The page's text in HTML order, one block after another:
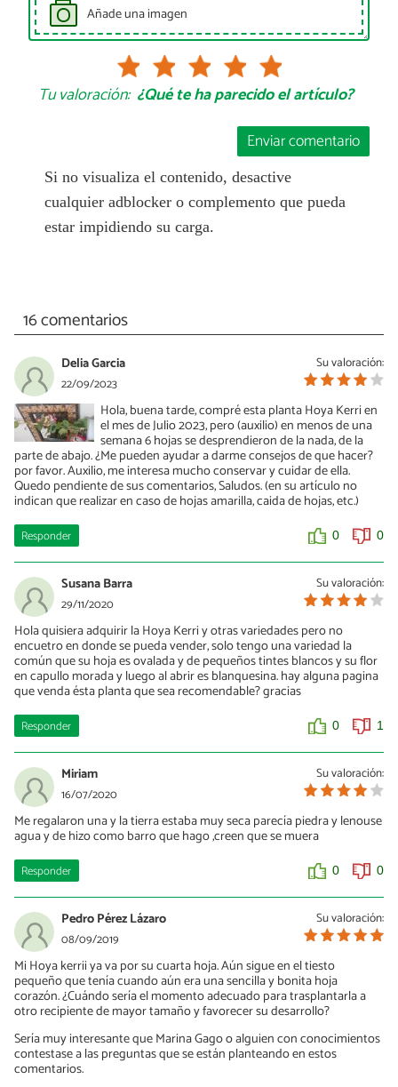
Añade una imagen
Tu valoración: ¿Qué te ha parecido el artículo?
Enviar comentario
Si no visualiza el contenido, desactive
cualquier adblocker o complemento que pueda
estar impidiendo su carga.
16 comentarios
Su valoración:
Delia Garcia
22/09/2023
Hola, buena tarde, compré esta planta Hoya Kerri en
el mes de Julio 2023, pero (auxilio) en menos de una
semana 6 hojas se desprendieron de la nada, de la
parte de abajo. ¿Me pueden ayudar a darme consejos de que hacer?
por favor. Auxilio, me interesa mucho conservar y cuidar de ella.
Quedo pendiente de sus comentarios, Saludos. (en su artículo no
indican que realizar en caso de hojas amarilla, caida de hojas, etc.)
Responder 0 0
Su valoración:
Susana Barra
29/11/2020
Hola quisiera adquirir la Hoya Kerri y otras variedades pero no
encuetro en donde se pueda vender, solo tengo una variedad la
común que su hoja es ovalada y de pequeños tintes blancos y su flor
en capullo morada y luego al abrir es blanquesina. hay alguna pagina
que venda ésta planta que sea recomendable? gracias
Responder 0 1
Su valoración:
Miriam
16/07/2020
Me regalaron una y la tierra estaba muy seca parecía piedra y lenouse
agua y de hizo como barro que hago ,creen que se muera
Responder 0 0
Su valoración:
Pedro Pérez Lázaro
08/09/2019
Mi Hoya kerrii ya va por su cuarta hoja. Aún sigue en el tiesto
pequeño que tenía cuando aún era una sencilla y bonita hoja
corazón. ¿Cuándo sería el momento adecuado para trasplantarla a
otro recipiente de mayor tamaño y favorecer su desarrollo?
Sería muy interesante que Marina Gago o alguien con conocimientos
contestase a las preguntas que se están planteando en estos
comentarios.